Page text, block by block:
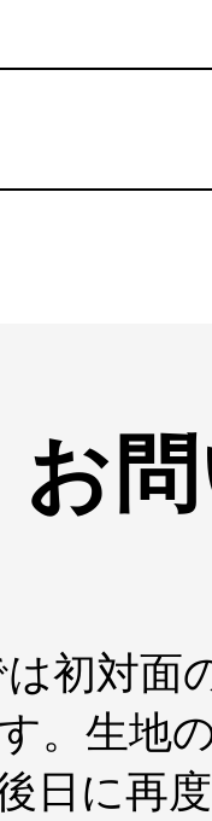
お
初対面
。生地
日に再